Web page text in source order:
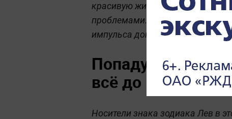
красивую жизнь» — всё это
проблемами. Представителям
импульса доказать себе и
Попадут в
всё до копейки
Носители знака зодиака Лев в